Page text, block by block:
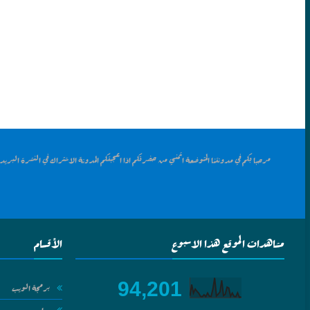
مرحبا بكم في مدونتنا المتوضعة اتمني من حضرتكم اذا اعجبتكم المدونة الاشتراك في النشرة
مشاهدات الموقع هذا الاسبوع
94,201
الأقسام
برمجة الويب